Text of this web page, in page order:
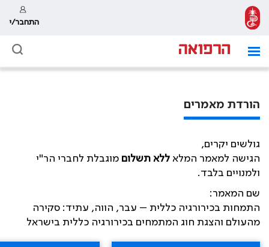
התחבר/י
הורדת מאמרים
גולשים יקרים,
הגישה למאמר המלא ללא תשלום מוגבלת לחברי הר"י
ולמנויים בלבד.
שם המאמר:
התמחות בכירורגיה כללית – עבר, הווה, עתיד: סקירה
מהעולם והצגת חוג המתמחים בכירורגיה כללית בישראל